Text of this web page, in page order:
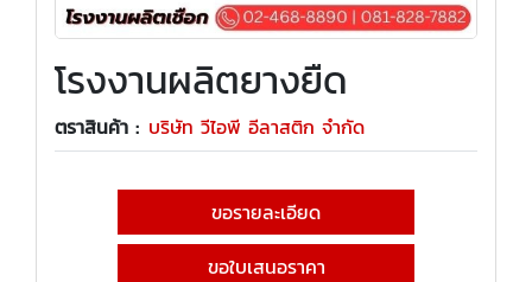
โรงงานผลิตยางยืด
ตราสินค้า : บริษัท วีไอพี อีลาสติก จำกัด
ขอรายละเอียด
ขอใบเสนอราคา